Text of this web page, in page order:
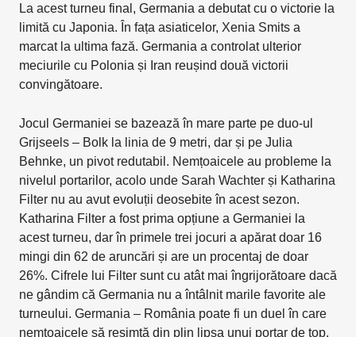
La acest turneu final, Germania a debutat cu o victorie la
limită cu Japonia. În fața asiaticelor, Xenia Smits a
marcat la ultima fază. Germania a controlat ulterior
meciurile cu Polonia și Iran reușind două victorii
convingătoare.
Jocul Germaniei se bazează în mare parte pe duo-ul
Grijseels – Bolk la linia de 9 metri, dar și pe Julia
Behnke, un pivot redutabil. Nemțoaicele au probleme la
nivelul portarilor, acolo unde Sarah Wachter și Katharina
Filter nu au avut evoluții deosebite în acest sezon.
Katharina Filter a fost prima opțiune a Germaniei la
acest turneu, dar în primele trei jocuri a apărat doar 16
mingi din 62 de aruncări și are un procentaj de doar
26%. Cifrele lui Filter sunt cu atât mai îngrijorătoare dacă
ne gândim că Germania nu a întâlnit marile favorite ale
turneului. Germania – România poate fi un duel în care
nemțoaicele să resimtă din plin lipsa unui portar de top.